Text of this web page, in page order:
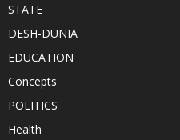
STATE
DESH-DUNIA
EDUCATION
Concepts
POLITICS
Health